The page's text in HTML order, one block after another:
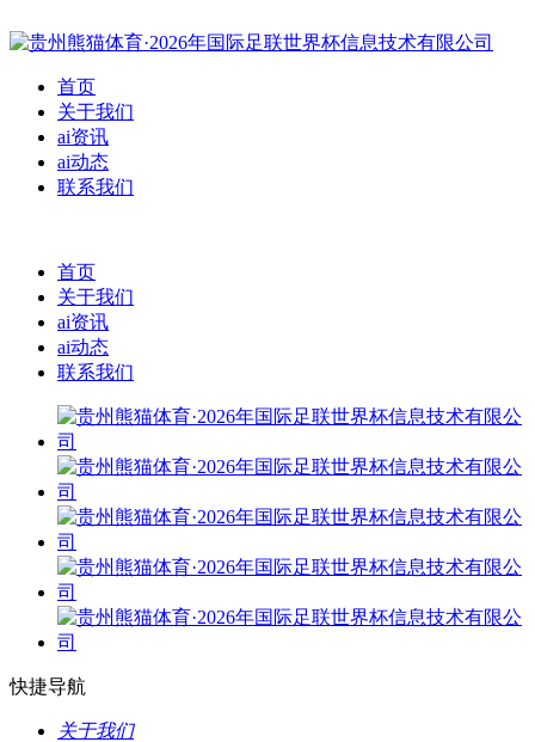
首页
关于我们
ai资讯
ai动态
联系我们
首页
关于我们
ai资讯
ai动态
联系我们
快捷导航
关于我们